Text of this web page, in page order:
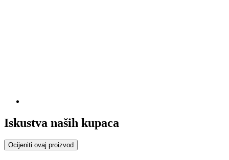
Iskustva naših kupaca
Ocijeniti ovaj proizvod